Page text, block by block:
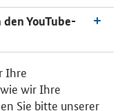
YouTube-
Ihre
wir Ihre
Sie bitte unserer